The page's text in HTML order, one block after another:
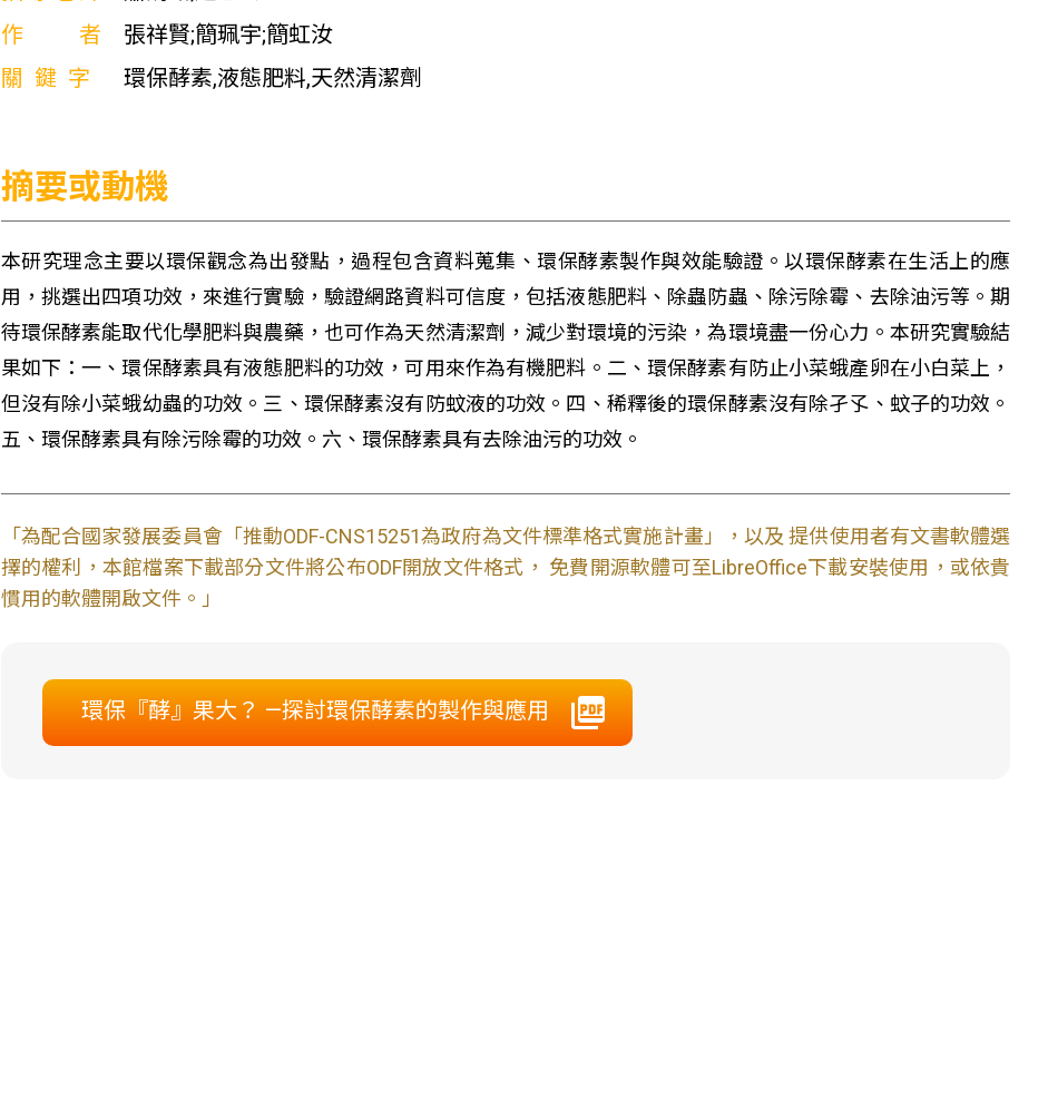
作者
張祥賢;簡珮宇;簡虹汝
關鍵字
環保酵素,液態肥料,天然清潔劑
摘要或動機
本研究理念主要以環保觀念為出發點，過程包含資料蒐集、環保酵素製作與效能驗證。以環保酵素在生活上的應
用，挑選出四項功效，來進行實驗，驗證網路資料可信度，包括液態肥料、除蟲防蟲、除污除霉、去除油污等。期
待環保酵素能取代化學肥料與農藥，也可作為天然清潔劑，減少對環境的污染，為環境盡一份心力。本研究實驗結
果如下：一、環保酵素具有液態肥料的功效，可用來作為有機肥料。二、環保酵素有防止小菜蛾產卵在小白菜上，
但沒有除小菜蛾幼蟲的功效。三、環保酵素沒有防蚊液的功效。四、稀釋後的環保酵素沒有除孑孓、蚊子的功效。
五、環保酵素具有除污除霉的功效。六、環保酵素具有去除油污的功效。
「為配合國家發展委員會「推動ODF-CNS15251為政府為文件標準格式實施計畫」，以及 提供使用者有文書軟體選
擇的權利，本館檔案下載部分文件將公布ODF開放文件格式， 免費開源軟體可至LibreOffice下載安裝使用，或依貴
慣用的軟體開啟文件。」
環保『酵』果大？ —探討環保酵素的製作與應用